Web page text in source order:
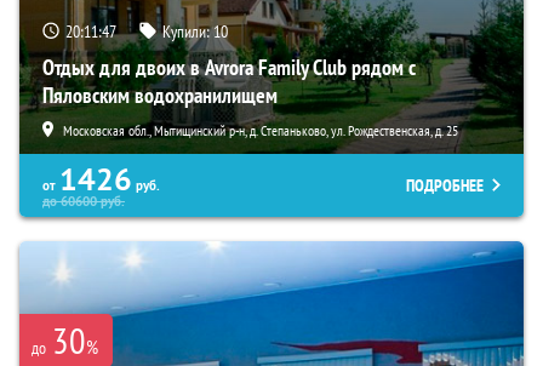
20:11:45 Купили:10
Отдых для двоих в Avrora Family Club рядом с
Пяловским водохранилищем
Московская обл., Мытищинский р-н, д. Степаньково, ул. Рождественская, д. 25
от 1426 руб.
до60600руб.
ПОДРОБНЕЕ
до 30%